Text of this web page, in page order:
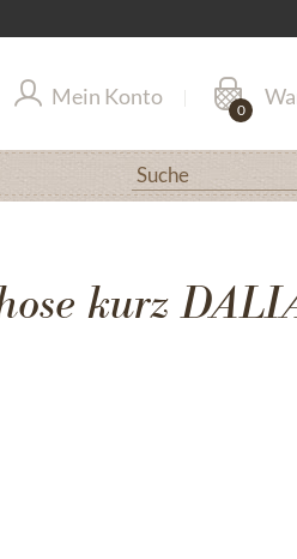
Mein Konto
0
kurz